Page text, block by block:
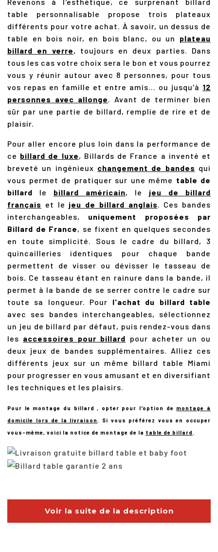
table personnalisable propose trois plateaux
différents pour votre achat. À savoir, un dessus de
table en bois noir, en bois blanc, ou un plateau
billard en verre, toujours en deux parties. Dans
tous les cas votre choix sera le bon et vous pourrez
vous y réunir autour avec 8 personnes, pour tous
vos repas en famille et entre amis... ou jusqu'à 12
personnes avec allonge
. Avant de terminer bien
sûr par une partie de billard, remplie de rire et de
plaisir.
Pour aller encore plus loin dans la performance de
ce billard de luxe, Billards de France a inventé et
breveté un ingénieux changement de bandes qui
vous permet de pratiquer sur une même table de
billard le billard américain, le jeu de billard
français et le jeu de billard anglais . Ces bandes
interchangeables, uniquement proposées par
Billard de France, se fixent en quelques secondes
en toute simplicité. Sous le cadre du billard, 3
quincailleries identiques pour chaque bande
permettent de visser ou dévisser le tasseau de
bois. Ce tasseau étant en rainure dans la bande, il
permet à la bande de se serrer contre le cadre sur
toute sa longueur. Pour l'achat du billard table
avec ses bandes interchangeables, sélectionnez
un jeu de billard par défaut, puis rendez-vous dans
les accessoires pour billard pour acheter un ou
deux jeux de bandes supplémentaires. Alliez ces
différents jeux sur un même billard table Miami
pour progresser en vous amusant et en diversifiant
les techniques et les plaisirs.
Pour le montage du billard , opter pour l'option de montage à
domicile lors de la livraison . Si vous préférez vous en occuper
vous-même, voici la notice de montage de la table de billard .
Voir la suite de la description